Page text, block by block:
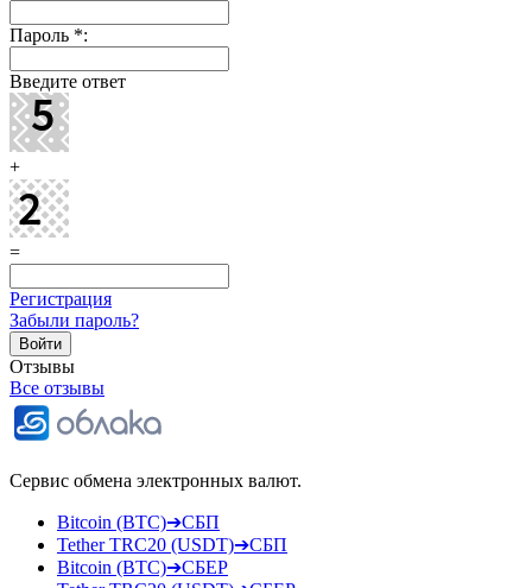
Пароль *:
Введите ответ
+
=
Регистрация
Забыли пароль?
Отзывы
Все отзывы
Сервис обмена электронных валют.
Bitcoin (BTC)➔СБП
Tether TRC20 (USDT)➔СБП
Bitcoin (BTC)➔СБЕР